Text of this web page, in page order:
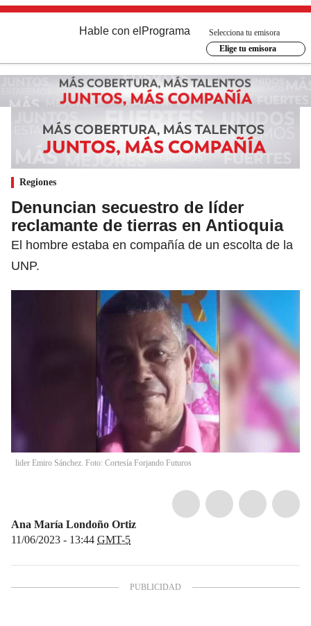
Hable con el Programa
Selecciona tu emisora
Elige tu emisora
Regiones
Denuncian secuestro de líder
reclamante de tierras en Antioquia
El hombre estaba en compañía de un escolta de la
UNP.
lider Emiro Sánchez. Foto: Cortesía Forjando Futuros
Ana María Londoño Ortiz
11/06/2023 - 13:44 GMT-5